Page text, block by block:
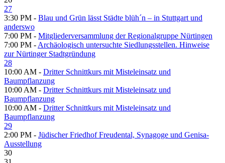
27
3:30 PM - Blau und Grün lässt Städte blüh´n – in Stuttgart und
anderswo
7:00 PM - Mitgliederversammlung der Regionalgruppe Nürtingen
7:00 PM - Archäologisch untersuchte Siedlungsstellen. Hinweise
zur Nürtinger Stadtgründung
28
10:00 AM - Dritter Schnittkurs mit Misteleinsatz und
Baumpflanzung
10:00 AM - Dritter Schnittkurs mit Misteleinsatz und
Baumpflanzung
10:00 AM - Dritter Schnittkurs mit Misteleinsatz und
Baumpflanzung
29
2:00 PM - Jüdischer Friedhof Freudental, Synagoge und Genisa-
Ausstellung
30